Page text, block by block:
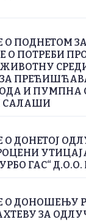
ПОДНЕТОМ
О ПОТРЕБИ
ЗА
И ПУМПНА
САЛАШИ
ДОНЕТОЈ
ГАС“
О ДОНОШЕЊУ
ЗА